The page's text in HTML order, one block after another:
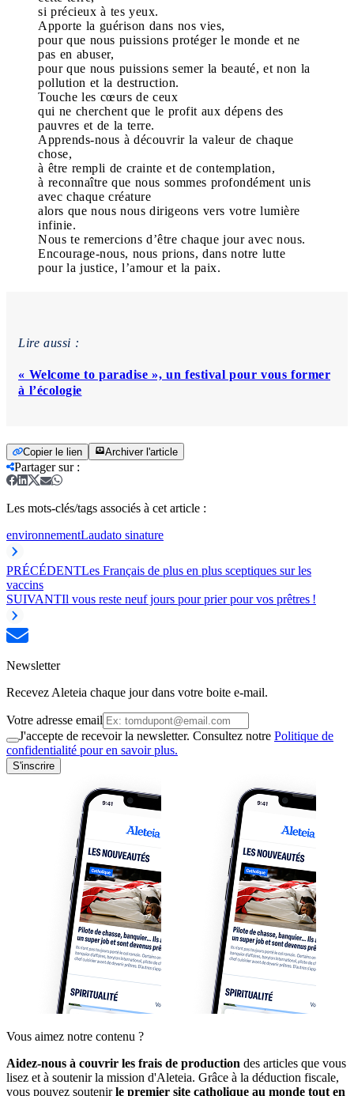
si précieux à tes yeux.
Apporte la guérison dans nos vies,
pour que nous puissions protéger le monde et ne
pas en abuser,
pour que nous puissions semer la beauté, et non la
pollution et la destruction.
Touche les cœurs de ceux
qui ne cherchent que le profit aux dépens des
pauvres et de la terre.
Apprends-nous à découvrir la valeur de chaque
chose,
à être rempli de crainte et de contemplation,
à reconnaître que nous sommes profondément unis
avec chaque créature
alors que nous nous dirigeons vers votre lumière
infinie.
Nous te remercions d’être chaque jour avec nous.
Encourage-nous, nous prions, dans notre lutte
pour la justice, l’amour et la paix.
Lire aussi :
« Welcome to paradise », un festival pour vous former
à l’écologie
Copier le lien Archiver l'article
Partager sur:
Les mots-clés/tags associés à cet article :
environnementLaudato sinature
PRÉCÉDENTLes Français de plus en plus sceptiques sur les
vaccins
SUIVANTIl vous reste neuf jours pour prier pour vos prêtres !
Newsletter
Recevez Aleteia chaque jour dans votre boite e-mail.
Votre adresse email
J'accepte de recevoir la newsletter. Consultez notre Politique de
confidentialité pour en savoir plus.
S'inscrire
Vous aimez notre contenu ?
Aidez-nous à couvrir les frais de production des articles que vous
lisez et à soutenir la mission d'Aleteia. Grâce à la déduction fiscale,
vous pouvez soutenirle premier site catholique au monde tout en